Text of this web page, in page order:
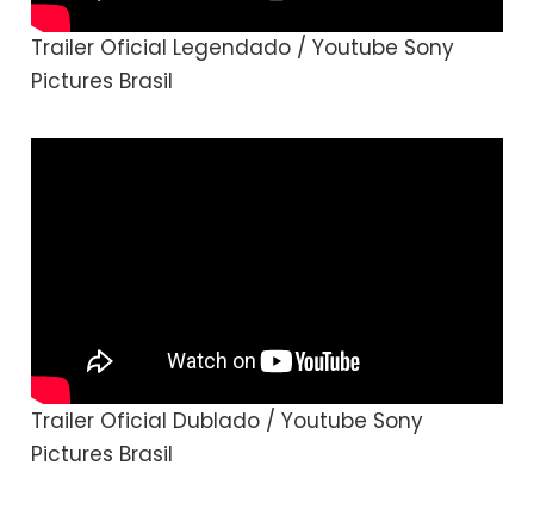
Trailer Oficial Legendado / Youtube Sony
Pictures Brasil
Trailer Oficial Dublado / Youtube Sony
Pictures Brasil